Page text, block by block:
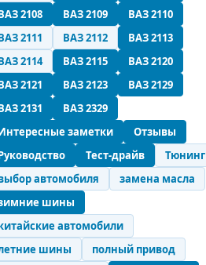
2108
ВАЗ 2109
ВАЗ 2110
2111
ВАЗ 2112
ВАЗ 2113
2114
ВАЗ 2115
ВАЗ 2120
2121
ВАЗ 2123
ВАЗ 2129
2131
ВАЗ 2329
заметки
Отзывы
Тест-драйв
Тюнинг
автомобиля
замена масла
шины
автомобили
шины
полный привод